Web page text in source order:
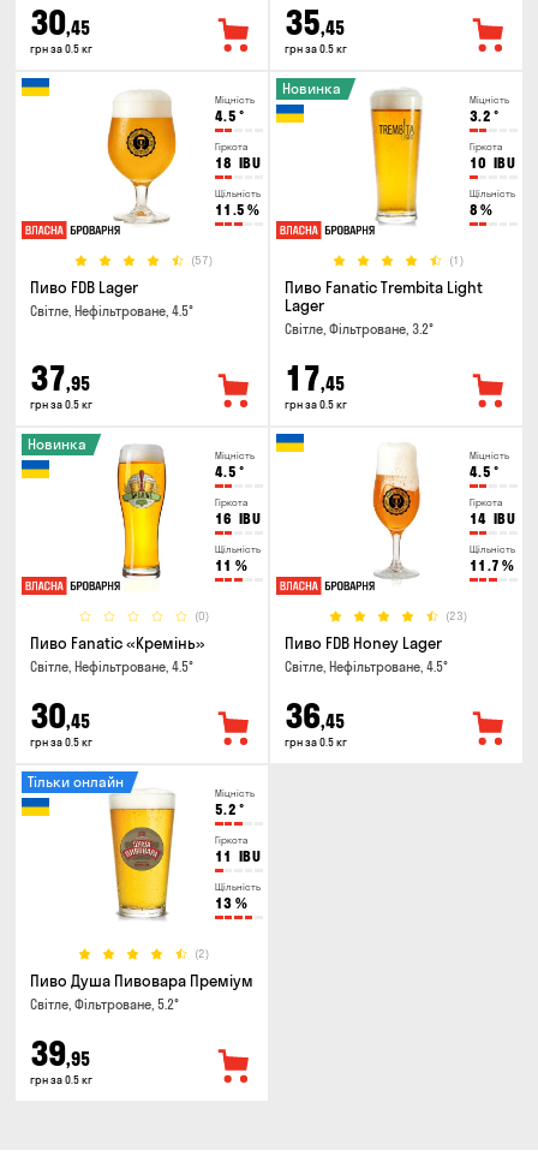
30,45
грн за 0.5 кг
35,45
грн за 0.5 кг
Міцність
4.5 °
Гіркота
18 IBU
Щільність
11.5 %
(57)
Пиво FDB Lager
Світле, Нефільтроване, 4.5°
37,95
грн за 0.5 кг
Міцність
3.2 °
Гіркота
10 IBU
Щільність
8 %
(1)
Новинка
Пиво Fanatic Trembita Light
Lager
Світле, Фільтроване, 3.2°
17,45
грн за 0.5 кг
Міцність
4.5 °
Гіркота
16 IBU
Щільність
11 %
(0)
Новинка
Пиво Fanatic «Кремінь»
Світле, Нефільтроване, 4.5°
30,45
грн за 0.5 кг
Міцність
4.5 °
Гіркота
14 IBU
Щільність
11.7 %
(23)
Пиво FDB Honey Lager
Світле, Нефільтроване, 4.5°
36,45
грн за 0.5 кг
Міцність
5.2 °
Гіркота
11 IBU
Щільність
13 %
(2)
Тільки онлайн
Пиво Душа Пивовара Преміум
Світле, Фільтроване, 5.2°
39,95
грн за 0.5 кг